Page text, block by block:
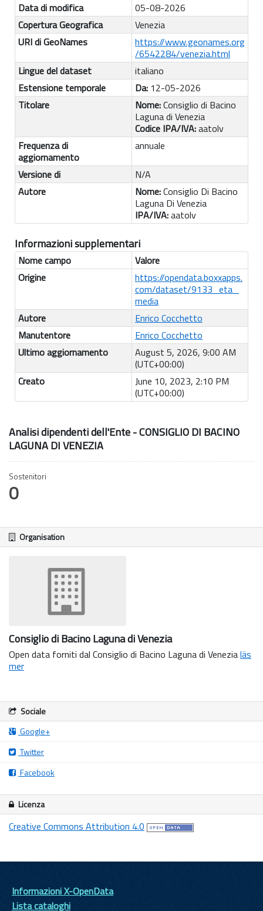
Data di modifica
05-08-2026
Copertura Geografica
Venezia
URI di GeoNames
https://www.geonames.org
/6542284/venezia.html
Lingue del dataset
italiano
Estensione temporale
Da: 12-05-2026
Titolare
Nome:Consiglio di Bacino
Laguna di Venezia
Codice IPA/IVA:aatolv
Frequenza di
aggiornamento
annuale
Versione di
N/A
Autore
Nome:Consiglio Di Bacino
Laguna Di Venezia
IPA/IVA:aatolv
Informazioni supplementari
Nome campo
Valore
Origine
https://opendata.boxxapps.
com/dataset/9133_eta_
media
Autore
Enrico Cocchetto
Manutentore
Enrico Cocchetto
Ultimo aggiornamento
August 5, 2026, 9:00 AM
(UTC+00:00)
Creato
June 10, 2023, 2:10 PM
(UTC+00:00)
Analisi dipendenti dell'Ente - CONSIGLIO DI BACINO
LAGUNA DI VENEZIA
Sostenitori
0
Organisation
Consiglio di Bacino Laguna di Venezia
Open data forniti dal Consiglio di Bacino Laguna di Venezialäs
mer
Sociale
Google+
Twitter
Facebook
Licenza
Creative Commons Attribution 4.0
Informazioni X-OpenData
Lista cataloghi